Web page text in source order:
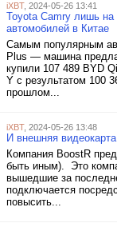
iXBT, 2024-05-26 13:41
Toyota Camry лишь
автомобилей в Китае
Cамым популярным
Plus — машина
купили 107 489 BYD
Y с результатом 100
прошлом...
iXBT, 2024-05-26 13:48
И внешняя
Компания BoostR
быть иным). Это
вышедшие за
подключается
повысить...